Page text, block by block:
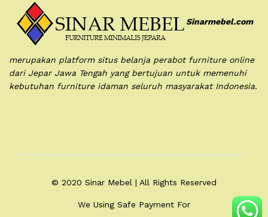
Sinarmebel.com
merupakan platform situs belanja perabot furniture online
dari Jepar Jawa Tengah yang bertujuan untuk memenuhi
kebutuhan furniture idaman seluruh masyarakat Indonesia.
© 2020 Sinar Mebel | All Rights Reserved
We Using Safe Payment For